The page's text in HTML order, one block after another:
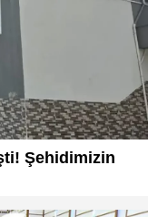
Şehidimizin